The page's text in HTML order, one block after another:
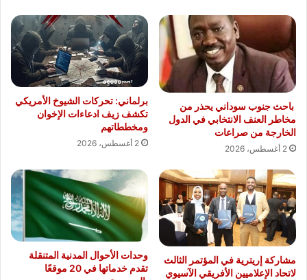
باحث جنوب سوداني يحذر من
مخاطر العنف الانتخابي في الدول
الخارجة من صراعات
2 أغسطس، 2026
برلماني: تحركات الشيوخ الأمريكي
تكشف زيف ادعاءات الإخوان
ومخططاتهم
2 أغسطس، 2026
مشاركة إريترية في المؤتمر الثالث
لاتحاد الإعلاميين الأفريقي الآسيوي
وحدات الأحوال المدنية المتنقلة
تقدم خدماتها في 20 موقعًا